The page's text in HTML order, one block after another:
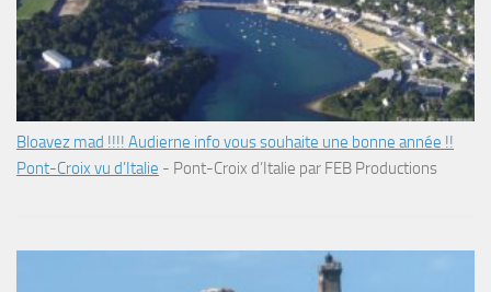
Bloavez mad !!!! Audierne info vous souhaite une bonne année !!
Pont-Croix vu d’Italie - Pont-Croix d’Italie par FEB Productions